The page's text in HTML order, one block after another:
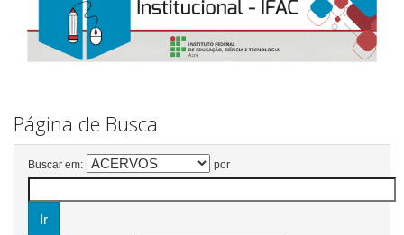
Página de Busca
Buscar em: por